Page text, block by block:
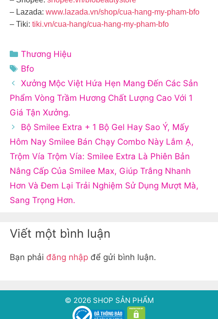
– Lazada: www.lazada.vn/shop/cua-hang-my-pham-bfo
– Tiki: tiki.vn/cua-hang/cua-hang-my-pham-bfo
Danh
mục
Thương Hiệu
Thẻ
Bfo
Xưởng Mộc Việt Hứa Hẹn Mang Đến Các Sản
Phẩm Vòng Trầm Hương Chất Lượng Cao Với 1
Giá Tận Xưởng.
Bộ Smilee Extra + 1 Bộ Gel Hay Sao Ý, Mấy
Hôm Nay Smilee Bán Chạy Combo Này Lắm Ạ,
Trộm Vía Trộm Vía: Smilee Extra Là Phiên Bản
Nâng Cấp Của Smilee Max, Giúp Trắng Nhanh
Hơn Và Đem Lại Trải Nghiệm Sử Dụng Mượt Mà,
Sang Trọng Hơn.
Viết một bình luận
Bạn phải đăng nhập để gửi bình luận.
© 2026 SHOP SẢN PHẨM